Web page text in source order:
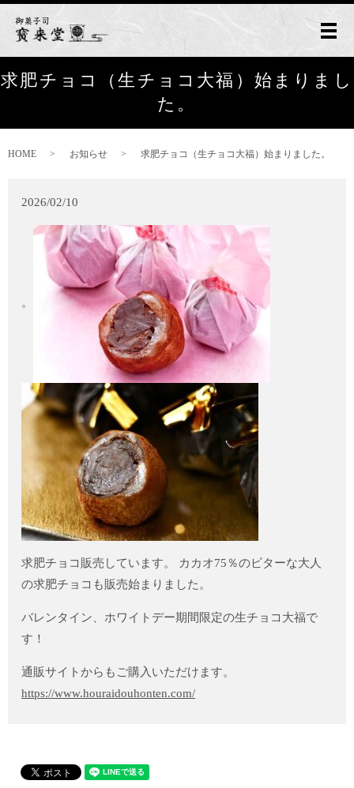
メ
求肥チョコ（生チョコ大福）始まりまし
た。
HOME お知らせ 求肥チョコ（生チョコ大福）始まりました。
2026/02/10
。
求肥チョコ販売しています。 カカオ75％のビターな大人
の求肥チョコも販売始まりました。
バレンタイン、ホワイトデー期間限定の生チョコ大福で
す！
通販サイトからもご購入いただけます。
https://www.houraidouhonten.com/